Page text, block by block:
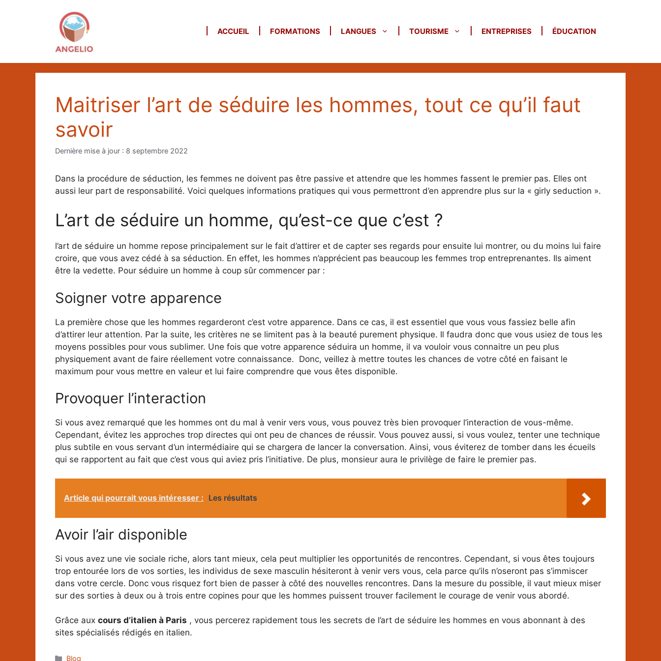
ACCUEIL FORMATIONS LANGUES TOURISME ENTREPRISES ÉDUCATION
Maitriser l’art de séduire les hommes, tout ce qu’il faut
savoir
8 septembre 2022
Dans la procédure de séduction, les femmes ne doivent pas être passive et attendre que les hommes fassent le premier pas. Elles ont
aussi leur part de responsabilité. Voici quelques informations pratiques qui vous permettront d’en apprendre plus sur la « girly seduction ».
L’art de séduire un homme, qu’est-ce que c’est ?
l’art de séduire un homme repose principalement sur le fait d’attirer et de capter ses regards pour ensuite lui montrer, ou du moins lui faire
croire, que vous avez cédé à sa séduction. En effet, les hommes n’apprécient pas beaucoup les femmes trop entreprenantes. Ils aiment
être la vedette. Pour séduire un homme à coup sûr commencer par :
Soigner votre apparence
La première chose que les hommes regarderont c’est votre apparence. Dans ce cas, il est essentiel que vous vous fassiez belle afin
d’attirer leur attention. Par la suite, les critères ne se limitent pas à la beauté purement physique. Il faudra donc que vous usiez de tous les
moyens possibles pour vous sublimer. Une fois que votre apparence séduira un homme, il va vouloir vous connaitre un peu plus
physiquement avant de faire réellement votre connaissance. Donc, veillez à mettre toutes les chances de votre côté en faisant le
maximum pour vous mettre en valeur et lui faire comprendre que vous êtes disponible.
Provoquer l’interaction
Si vous avez remarqué que les hommes ont du mal à venir vers vous, vous pouvez très bien provoquer l’interaction de vous-même.
Cependant, évitez les approches trop directes qui ont peu de chances de réussir. Vous pouvez aussi, si vous voulez, tenter une technique
plus subtile en vous servant d’un intermédiaire qui se chargera de lancer la conversation. Ainsi, vous éviterez de tomber dans les écueils
qui se rapportent au fait que c’est vous qui aviez pris l’initiative. De plus, monsieur aura le privilège de faire le premier pas.
Article qui pourrait vous intéresser : Les résultats
Avoir l’air disponible
Si vous avez une vie sociale riche, alors tant mieux, cela peut multiplier les opportunités de rencontres. Cependant, si vous êtes toujours
trop entourée lors de vos sorties, les individus de sexe masculin hésiteront à venir vers vous, cela parce qu’ils n’oseront pas s’immiscer
dans votre cercle. Donc vous risquez fort bien de passer à côté des nouvelles rencontres. Dans la mesure du possible, il vaut mieux miser
sur des sorties à deux ou à trois entre copines pour que les hommes puissent trouver facilement le courage de venir vous abordé.
Grâce aux cours d’italien à Paris , vous percerez rapidement tous les secrets de l’art de séduire les hommes en vous abonnant à des
sites spécialisés rédigés en italien.
Catégories
Blog